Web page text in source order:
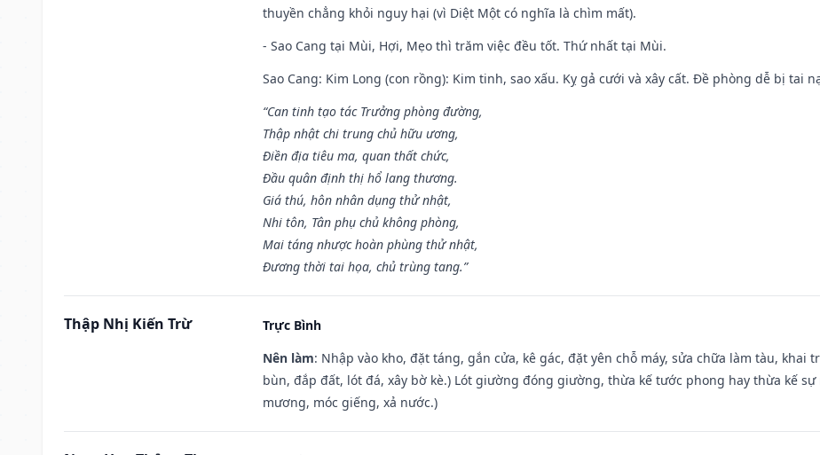
thuyền chẳng khỏi nguy hại (vì Diệt Một có nghĩa là chìm mất).
- Sao Cang tại Mùi, Hợi, Mẹo thì trăm việc đều tốt. Thứ nhất tại Mùi.
Sao Cang: Kim Long (con rồng): Kim tinh, sao xấu. Kỵ gả cưới và xây cất. Đề phòng dễ bị tai
“Can tinh tạo tác Trưởng phòng đường,
Thập nhật chi trung chủ hữu ương,
Điền địa tiêu ma, quan thất chức,
Đầu quân định thị hổ lang thương.
Giá thú, hôn nhân dụng thử nhật,
Nhi tôn, Tân phụ chủ không phòng,
Mai táng nhược hoàn phùng thử nhật,
Đương thời tai họa, chủ trùng tang.”
Thập Nhị Kiến Trừ
Trực Bình
Nên làm: Nhập vào kho, đặt táng, gắn cửa, kê gác, đặt yên chỗ máy, sửa chữa làm tàu,
bùn, đắp đất, lót đá, xây bờ kè.) Lót giường đóng giường, thừa kế tước phong hay thừa kế
mương, móc giếng, xả nước.)